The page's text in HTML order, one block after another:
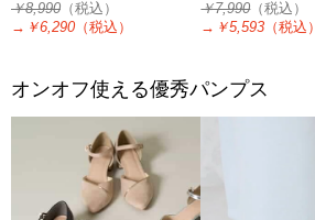
￥8,990 （税込）
→ ￥6,290 （税込）
￥7,990（税込）
→ ￥5,593 （税込）
オンオフ使える優秀パンプス